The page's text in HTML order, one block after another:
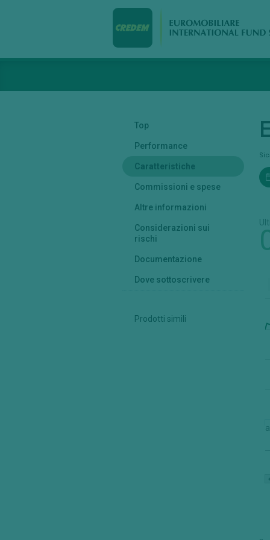
Top
Performance
Caratteristiche
Commissioni e spese
Altre informazioni
Considerazioni sui
rischi
Documentazione
Dove sottoscrivere
Prodotti simili